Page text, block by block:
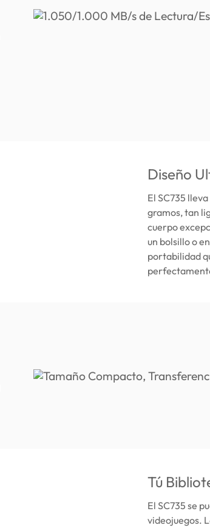
Diseño
El SC735
gramos, tan
cuerpo
un bolsillo o
portabilidad
Tú
El SC735 se
videojuegos.